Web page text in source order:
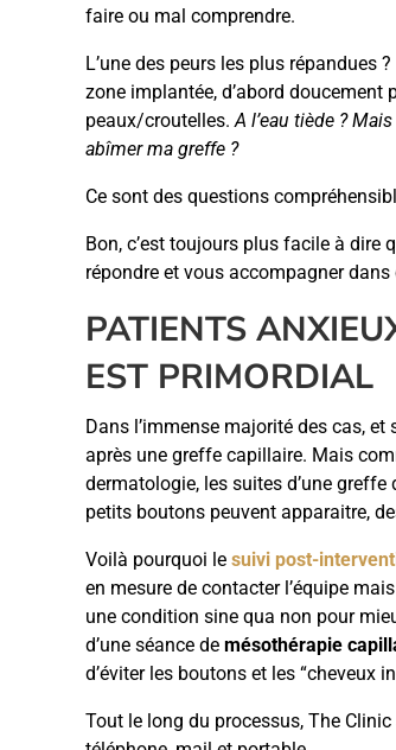
faire ou mal comprendre.
L’une des peurs les plus répandues
zone implantée, d’abord
peaux/croutelles. A l’eau tiède ?
abîmer ma greffe ?
Ce sont des questions
Bon, c’est toujours plus facile à dire
répondre et vous accompagner
PATIENTS
EST PRIMORDIAL
Dans l’immense majorité des cas,
après une greffe capillaire. Mais
dermatologie, les suites d’une
petits boutons peuvent apparaitre,
Voilà pourquoi le suivi post-
en mesure de contacter l’équipe
une condition sine qua non pour
d’une séance de mésothérapie
d’éviter les boutons et les “cheveux
Tout le long du processus, The